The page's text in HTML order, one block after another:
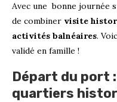
Avec une bonne journée
de combiner visite
activités balnéaires.
validé en famille !
Départ du port
quartiers